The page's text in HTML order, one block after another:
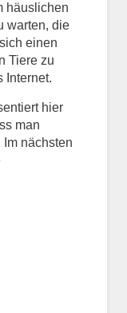
häuslichen
warten, die
einen
Tiere zu
Internet.
hier
man
nächsten